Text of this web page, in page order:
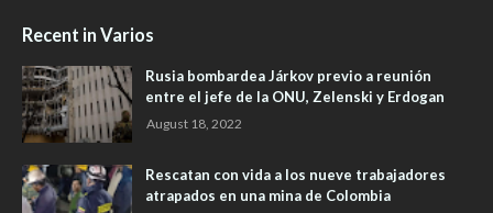
Recent in Varios
Rusia bombardea Járkov previo a reunión
entre el jefe de la ONU, Zelenski y Erdogan
August 18, 2022
Rescatan con vida a los nueve trabajadores
atrapados en una mina de Colombia